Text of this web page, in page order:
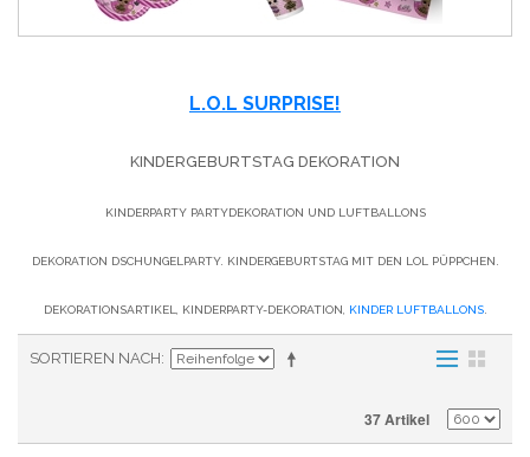
L.O.L SURPRISE!
KINDERGEBURTSTAG DEKORATION
KINDERPARTY PARTYDEKORATION UND LUFTBALLONS
DEKORATION DSCHUNGELPARTY. KINDERGEBURTSTAG MIT DEN LOL PÜPPCHEN.
DEKORATIONSARTIKEL, KINDERPARTY-DEKORATION, KINDER LUFTBALLONS.
SORTIEREN NACH
37 Artikel